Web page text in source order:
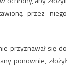
przez niego
przyznawał się do
ponownie, złożył